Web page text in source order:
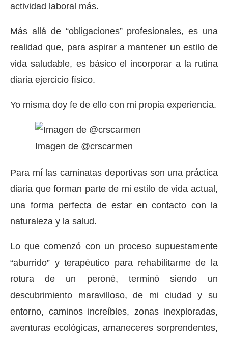
actividad laboral más.
Más allá de “obligaciones” profesionales, es una
realidad que, para aspirar a mantener un estilo de
vida saludable, es básico el incorporar a la rutina
diaria ejercicio físico.
Yo misma doy fe de ello con mi propia experiencia.
Imagen de @crscarmen
Para mí las caminatas deportivas son una práctica
diaria que forman parte de mi estilo de vida actual,
una forma perfecta de estar en contacto con la
naturaleza y la salud.
Lo que comenzó con un proceso supuestamente
“aburrido” y terapéutico para rehabilitarme de la
rotura de un peroné, terminó siendo un
descubrimiento maravilloso, de mi ciudad y su
entorno, caminos increíbles, zonas inexploradas,
aventuras ecológicas, amaneceres sorprendentes,